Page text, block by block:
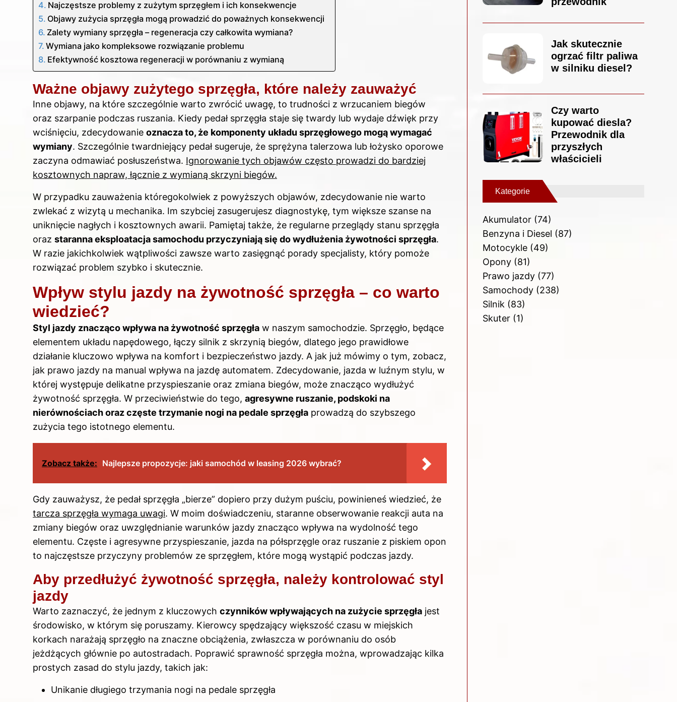
Najczęstsze problemy z zużytym sprzęgłem i ich konsekwencje
Objawy zużycia sprzęgła mogą prowadzić do poważnych konsekwencji
Zalety wymiany sprzęgła – regeneracja czy całkowita wymiana?
Wymiana jako kompleksowe rozwiązanie problemu
Efektywność kosztowa regeneracji w porównaniu z wymianą
Ważne objawy zużytego sprzęgła, które należy zauważyć
Inne objawy, na które szczególnie warto zwrócić uwagę, to trudności z wrzucaniem biegów
oraz szarpanie podczas ruszania. Kiedy pedał sprzęgła staje się twardy lub wydaje dźwięk przy
wciśnięciu, zdecydowanie oznacza to, że komponenty układu sprzęgłowego mogą wymagać
wymiany. Szczególnie twardniejący pedał sugeruje, że sprężyna talerzowa lub łożysko oporowe
zaczyna odmawiać posłuszeństwa. Ignorowanie tych objawów często prowadzi do bardziej
kosztownych napraw, łącznie z wymianą skrzyni biegów.
W przypadku zauważenia któregokolwiek z powyższych objawów, zdecydowanie nie warto
zwlekać z wizytą u mechanika. Im szybciej zasugerujesz diagnostykę, tym większe szanse na
uniknięcie nagłych i kosztownych awarii. Pamiętaj także, że regularne przeglądy stanu sprzęgła
oraz staranna eksploatacja samochodu przyczyniają się do wydłużenia żywotności sprzęgła.
W razie jakichkolwiek wątpliwości zawsze warto zasięgnąć porady specjalisty, który pomoże
rozwiązać problem szybko i skutecznie.
Wpływ stylu jazdy na żywotność sprzęgła – co warto
wiedzieć?
Styl jazdy znacząco wpływa na żywotność sprzęgła w naszym samochodzie. Sprzęgło, będące
elementem układu napędowego, łączy silnik z skrzynią biegów, dlatego jego prawidłowe
działanie kluczowo wpływa na komfort i bezpieczeństwo jazdy. A jak już mówimy o tym, zobacz,
jak prawo jazdy na manual wpływa na jazdę automatem. Zdecydowanie, jazda w luźnym stylu, w
której występuje delikatne przyspieszanie oraz zmiana biegów, może znacząco wydłużyć
żywotność sprzęgła. W przeciwieństwie do tego, agresywne ruszanie, podskoki na
nierównościach oraz częste trzymanie nogi na pedale sprzęgła prowadzą do szybszego
zużycia tego istotnego elementu.
Zobacz także: Najlepsze propozycje: jaki samochód w leasing 2026 wybrać?
Gdy zauważysz, że pedał sprzęgła „bierze” dopiero przy dużym puściu, powinieneś wiedzieć, że
tarcza sprzęgła wymaga uwagi. W moim doświadczeniu, staranne obserwowanie reakcji auta na
zmiany biegów oraz uwzględnianie warunków jazdy znacząco wpływa na wydolność tego
elementu. Częste i agresywne przyspieszanie, jazda na półsprzęgle oraz ruszanie z piskiem opon
to najczęstsze przyczyny problemów ze sprzęgłem, które mogą wystąpić podczas jazdy.
Aby przedłużyć żywotność sprzęgła, należy kontrolować styl
jazdy
Warto zaznaczyć, że jednym z kluczowych czynników wpływających na zużycie sprzęgła jest
środowisko, w którym się poruszamy. Kierowcy spędzający większość czasu w miejskich
korkach narażają sprzęgło na znaczne obciążenia, zwłaszcza w porównaniu do osób
jeżdżących głównie po autostradach. Poprawić sprawność sprzęgła można, wprowadzając kilka
prostych zasad do stylu jazdy, takich jak:
Unikanie długiego trzymania nogi na pedale sprzęgła
Jak skutecznie
ogrzać filtr paliwa
w silniku diesel?
Czy warto
kupować diesla?
Przewodnik dla
przyszłych
właścicieli
Kategorie
Akumulator(74)
Benzyna i Diesel (87)
Motocykle(49)
Opony(81)
Prawo jazdy(77)
Samochody(238)
Silnik(83)
Skuter(1)